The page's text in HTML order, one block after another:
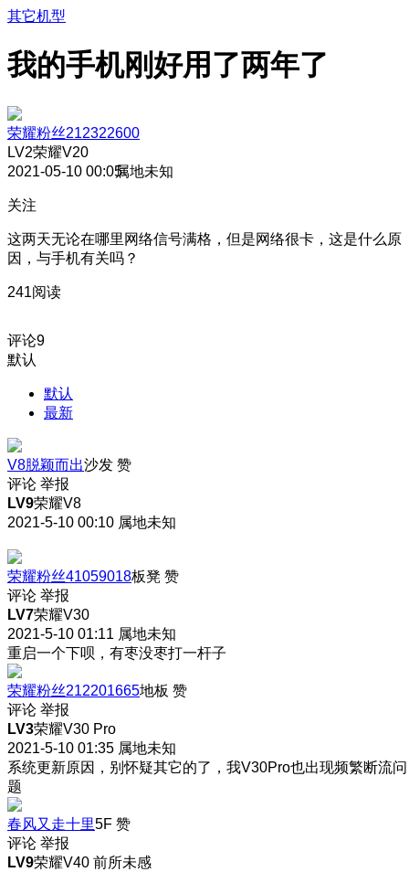
其它机型
我的手机刚好用了两年了
荣耀粉丝212322600
LV2荣耀V20
2021-05-10 00:05属地未知
关注
这两天无论在哪里网络信号满格，但是网络很卡，这是什么原
因，与手机有关吗？
241阅读
评论9
默认
默认
最新
V8脱颖而出沙发 赞
评论 举报
LV9荣耀V8
2021-5-10 00:10 属地未知
荣耀粉丝41059018板凳 赞
评论 举报
LV7荣耀V30
2021-5-10 01:11 属地未知
重启一个下呗，有枣没枣打一杆子
荣耀粉丝212201665地板 赞
评论 举报
LV3荣耀V30 Pro
2021-5-10 01:35 属地未知
系统更新原因，别怀疑其它的了，我V30Pro也出现频繁断流问
题
春风又走十里5F 赞
评论 举报
LV9荣耀V40 前所未感